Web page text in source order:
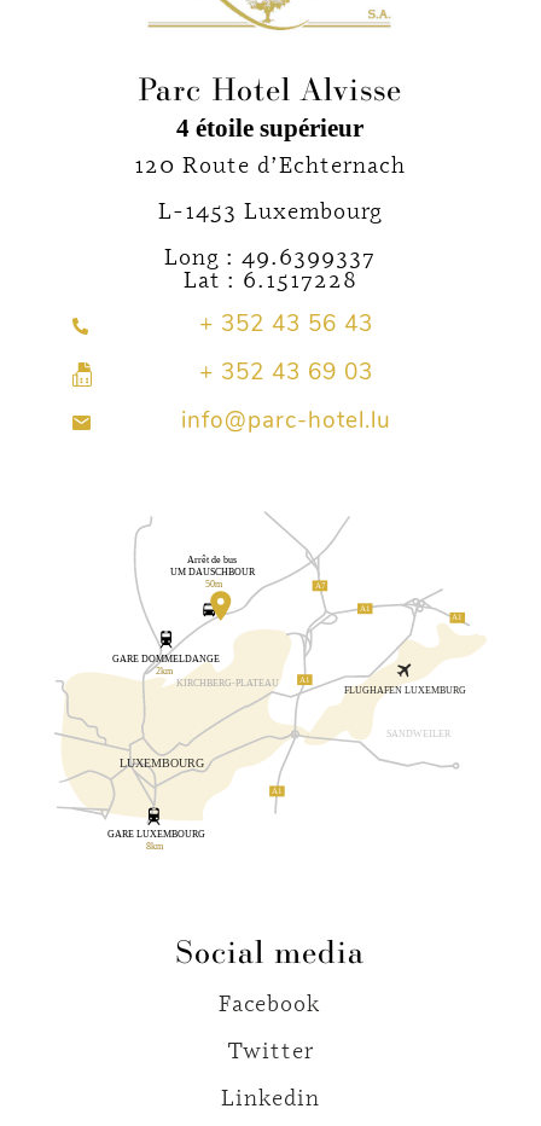
Parc Hotel Alvisse
4 étoile supérieur
120 Route d’Echternach
L-1453 Luxembourg
Long : 49.6399337
Lat : 6.1517228
+ 352 43 56 43
+ 352 43 69 03
info@parc-hotel.lu
Social media
Facebook
Twitter
Linkedin